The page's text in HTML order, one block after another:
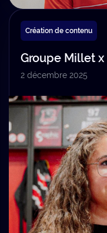
Création de contenu
Groupe Millet
2 décembre 2025